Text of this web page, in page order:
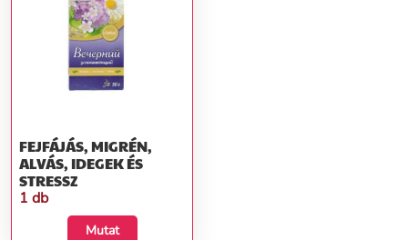
FEJFÁJÁS, MIGRÉN,
ALVÁS, IDEGEK ÉS
STRESSZ
1 db
Mutat